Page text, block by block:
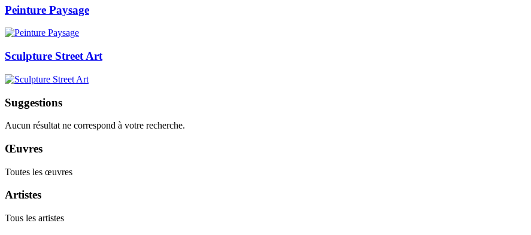
Peinture Paysage
Sculpture Street Art
Suggestions
Aucun résultat ne correspond à votre recherche.
Œuvres
Toutes les œuvres
Artistes
Tous les artistes